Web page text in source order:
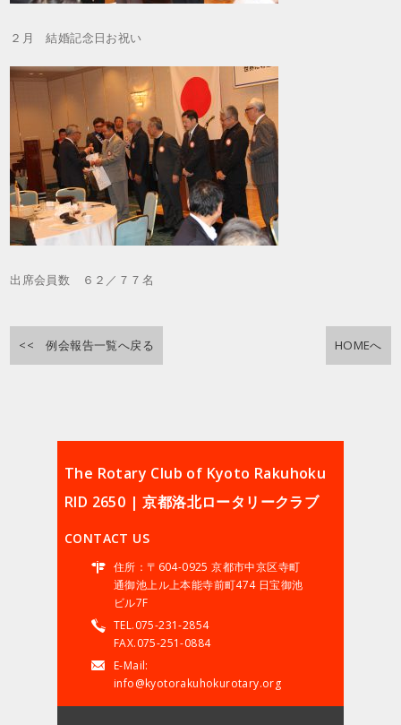
２月 結婚記念日お祝い
出席会員数 ６２／７７名
<< 例会報告一覧へ戻る HOMEへ
The Rotary Club of Kyoto Rakuhoku
RID 2650 | 京都洛北ロータリークラブ
CONTACT US
住所：〒604-0925 京都市中京区寺町
通御池上ル上本能寺前町474 日宝御池
ビル7F
TEL.075-231-2854
FAX.075-251-0884
E-Mail:
info@kyotorakuhokurotary.org